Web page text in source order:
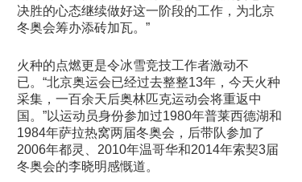
决胜的心态继续做好这一阶段的工作，为北京
冬奥会筹办添砖加瓦。”
火种的点燃更是令冰雪竞技工作者激动不
已。“北京奥运会已经过去整整13年，今天火种
采集，一百余天后奥林匹克运动会将重返中
国。”以运动员身份参加过1980年普莱西德湖和
1984年萨拉热窝两届冬奥会，后带队参加了
2006年都灵、2010年温哥华和2014年索契3届
冬奥会的李晓明感慨道。